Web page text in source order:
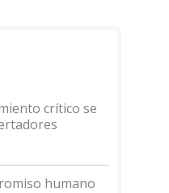
crítico se
humano